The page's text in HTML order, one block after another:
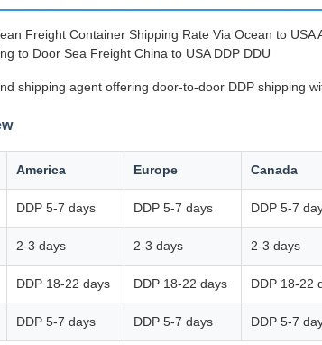
Freight Container Shipping Rate Via Ocean to USA
to Door Sea Freight China to USA DDP DDU
shipping agent offering door-to-door DDP shipping
America Europe Canada
DDP 5-7 days DDP 5-7 days DDP 5-7
2-3 days 2-3 days 2-3 days
DDP 18-22 days DDP 18-22 days DDP 18-22
DDP 5-7 days DDP 5-7 days DDP 5-7